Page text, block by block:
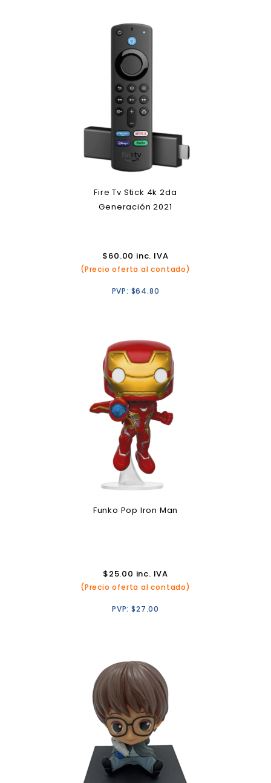
Fire Tv Stick 4k 2da
Generación 2021
$60.00 inc. IVA
(Precio oferta al contado)
PVP: $64.80
Funko Pop Iron Man
$25.00 inc. IVA
(Precio oferta al contado)
PVP:$27.00